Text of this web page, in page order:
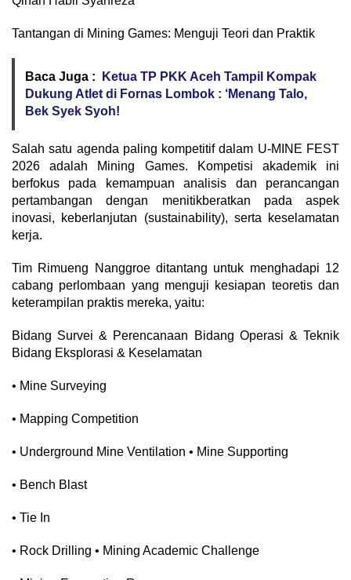
​Tantangan di Mining Games: Menguji Teori dan Praktik
Baca Juga :
Ketua TP PKK Aceh Tampil Kompak
Dukung Atlet di Fornas Lombok : ‘Menang Talo,
Bek Syek Syoh!
​Salah satu agenda paling kompetitif dalam U-MINE FEST
2026 adalah Mining Games. Kompetisi akademik ini
berfokus pada kemampuan analisis dan perancangan
pertambangan dengan menitikberatkan pada aspek
inovasi, keberlanjutan (sustainability), serta keselamatan
kerja.
​Tim Rimueng Nanggroe ditantang untuk menghadapi 12
cabang perlombaan yang menguji kesiapan teoretis dan
keterampilan praktis mereka, yaitu:
Bidang Survei & Perencanaan Bidang Operasi & Teknik
Bidang Eksplorasi & Keselamatan
• Mine Surveying
• Mapping Competition
• Underground Mine Ventilation • Mine Supporting
• Bench Blast
• Tie In
• Rock Drilling • Mining Academic Challenge